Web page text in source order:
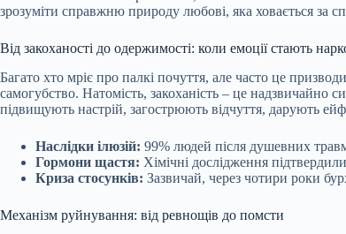
зрозуміти справжню природу любові, яка ховається за
Від закоханості до одержимості: коли емоції стають
Багато хто мріє про палкі почуття, але часто це
самогубство. Натомість, закоханість – це надзвичайно
підвищують настрій, загострюють відчуття, дарують
Наслідки ілюзій: 99% людей після душевних
Гормони щастя: Хімічні дослідження
Криза стосунків: Зазвичай, через чотири роки
Механізм руйнування: від ревнощів до помсти